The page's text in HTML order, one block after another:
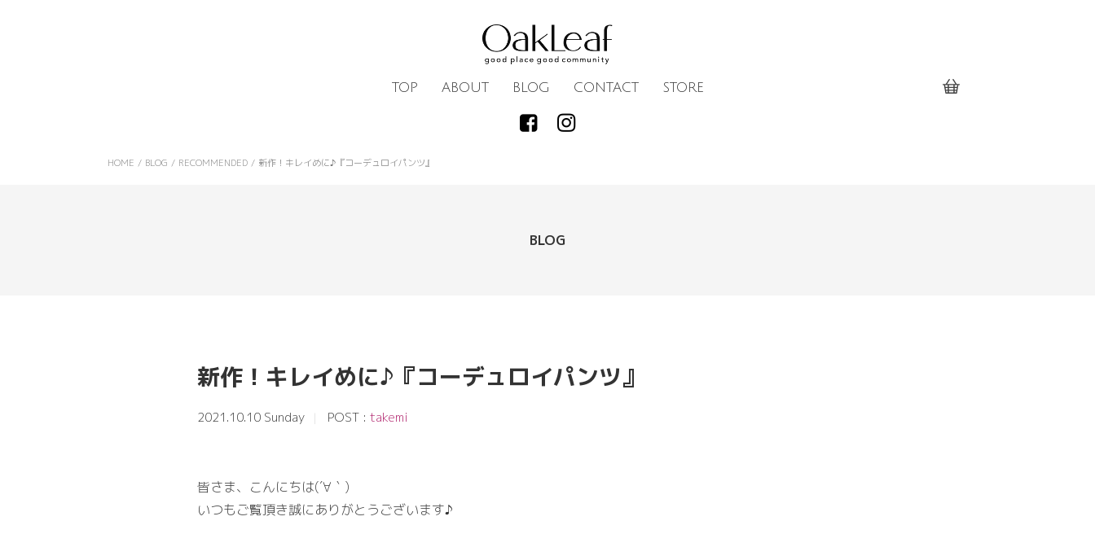
TOP ABOUT BLOG CONTACT STORE
HOME / BLOG / RECOMMENDED / 新作！キレイめに♪『コーデュロイパンツ』
BLOG
新作！キレイめに♪『コーデュロイパンツ』
2021.10.10 Sunday POST : takemi
皆さま、こんにちは(´∀｀)
いつもご覧頂き誠にありがとうございます♪